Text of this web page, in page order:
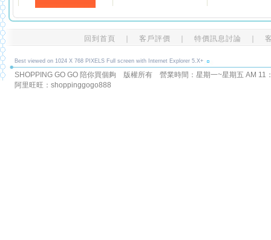
回到首頁 客戶評價 特價訊息討論
Best viewed on 1024 X 768 PIXELS Full screen with Internet Explorer 5.X+
SHOPPING GO GO 陪你買個夠 版權所有 營業時間：星期一~星期五 AM
阿里旺旺：shoppinggogo888